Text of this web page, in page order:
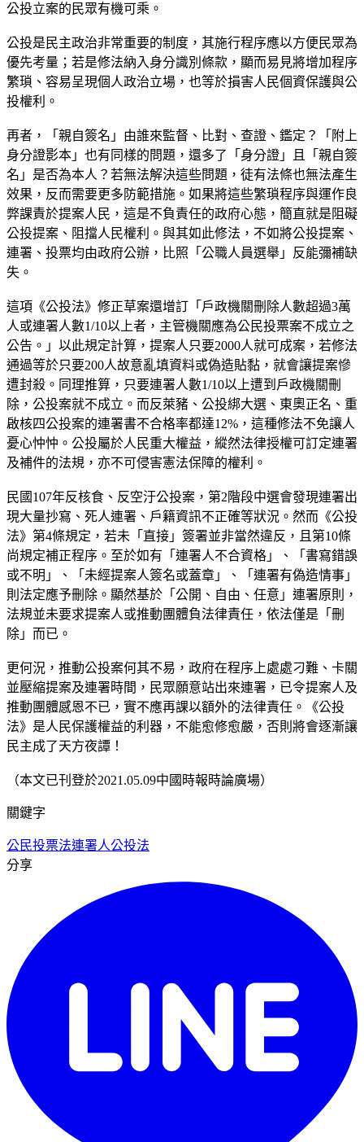
公投立案的民眾有機可乘。
公投是民主政治非常重要的制度，其施行程序應以方便民眾為
優先考量；若是修法納入身分識別條款，顯而易見將增加程序
繁瑣、容易呈現個人政治立場，也等於損害人民個資保護與公
投權利。
再者，「親自簽名」由誰來監督、比對、查證、鑑定？「附上
身分證影本」也有同樣的問題，還多了「身分證」且「親自簽
名」是否為本人？若無法解決這些問題，徒有法條也無法產生
效果，反而需要更多防範措施。如果將這些繁瑣程序與運作良
弊課責於提案人民，這是不負責任的政府心態，簡直就是阻礙
公投提案、阻擋人民權利。與其如此修法，不如將公投提案、
連署、投票均由政府公辦，比照「公職人員選舉」反能彌補缺
失。
這項《公投法》修正草案還增訂「戶政機關刪除人數超過3萬
人或連署人數1/10以上者，主管機關應為公民投票案不成立之
公告。」以此規定計算，提案人只要2000人就可成案，若修法
通過等於只要200人故意亂填資料或偽造貼黏，就會讓提案慘
遭封殺。同理推算，只要連署人數1/10以上遭到戶政機關刪
除，公投案就不成立。而反萊豬、公投綁大選、東奧正名、重
啟核四公投案的連署書不合格率都達12%，這種修法不免讓人
憂心忡忡。公投屬於人民重大權益，縱然法律授權可訂定連署
及補件的法規，亦不可侵害憲法保障的權利。
民國107年反核食、反空汙公投案，第2階段中選會發現連署出
現大量抄寫、死人連署、戶籍資訊不正確等狀況。然而《公投
法》第4條規定，若未「直接」簽署並非當然違反，且第10條
尚規定補正程序。至於如有「連署人不合資格」、「書寫錯誤
或不明」、「未經提案人簽名或蓋章」、「連署有偽造情事」
則法定應予刪除。顯然基於「公開、自由、任意」連署原則，
法規並未要求提案人或推動團體負法律責任，依法僅是「刪
除」而已。
更何況，推動公投案何其不易，政府在程序上處處刁難、卡關
並壓縮提案及連署時間，民眾願意站出來連署，已令提案人及
推動團體感恩不已，實不應再課以額外的法律責任。《公投
法》是人民保護權益的利器，不能愈修愈嚴，否則將會逐漸讓
民主成了天方夜譚！
（本文已刊登於2021.05.09中國時報時論廣場）
關鍵字
公民投票法連署人公投法
分享